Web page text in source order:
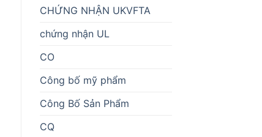
CHỨNG NHẬN UKVFTA
chứng nhận UL
CO
Công bố mỹ phẩm
Công Bố Sản Phẩm
CQ